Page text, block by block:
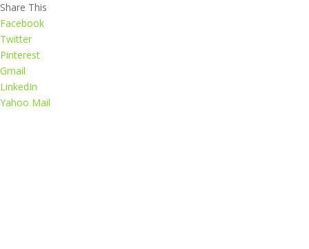
Share This
Facebook
Twitter
Pinterest
Gmail
LinkedIn
Yahoo Mail